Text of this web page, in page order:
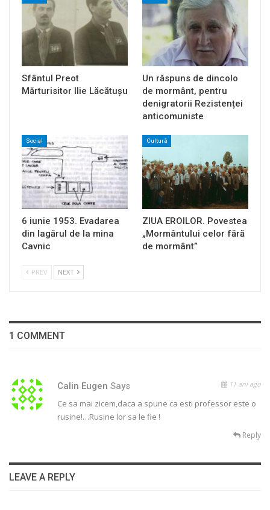
Sfântul Preot
Mărturisitor Ilie Lăcătușu
Un răspuns de dincolo
de mormânt, pentru
denigratorii Rezistenței
anticomuniste
Social
6 iunie 1953. Evadarea
din lagărul de la mina
Cavnic
Cultură
ZIUA EROILOR. Povestea
„Mormântului celor fără
de mormânt”
PREV NEXT
1 COMMENT
Calin Eugen Says 11 ani ago
Ce sa mai zicem,daca a spune ca esti professor este o
rusine!…Rusine lor sa le fie !
Reply
LEAVE A REPLY